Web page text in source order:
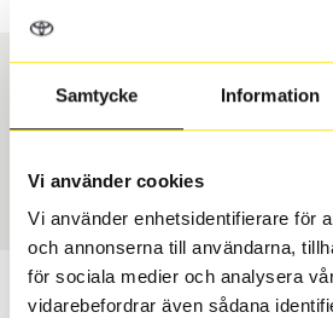
Samtycke Information
Vi använder cookies
Vi använder enhetsidentifierare för
och annonserna till användarna,
för sociala medier och analysera
vidarebefordrar även sådana
Däcktyp
Sommar 245/50
1316
Passar detta däck min